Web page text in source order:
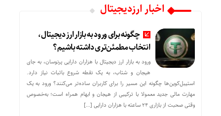
اخبار ارزدیجیتال
چگونه برای ورود به بازار ارز دیجیتال،
انتخاب مطمئن‌تری داشته باشیم؟
ورود به بازار ارز دیجیتال با هزاران دارایی پرنوسان، به جای
هیجان و شتاب، به یک نقطه شروع باثبات نیاز دارد.
استیبل‌کوین‌ها چگونه این مسیر را برای کاربران ساده‌تر می‌کنند؟ ورود به یک
مهارت مالی جدید معمولا با ترکیبی از هیجان و ابهام همراه است؛ به‌خصوص
وقتی صحبت از بازاری ۲۴ ساعته با هزاران دارایی […]